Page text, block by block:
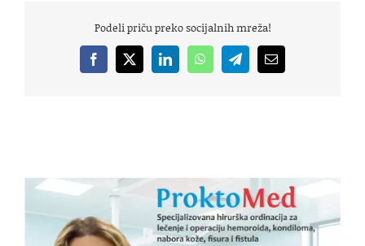
Podeli priču preko socijalnih mreža!
Facebook
X LinkedInWhatsAppTelegramEmail